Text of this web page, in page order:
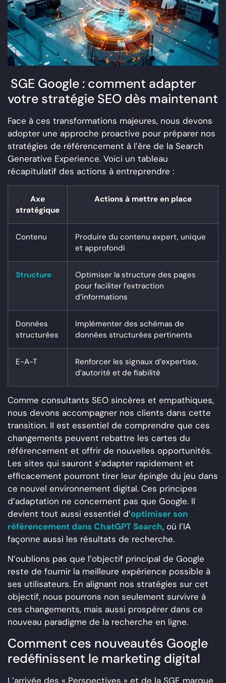
SGE Google : comment adapter
votre stratégie SEO dès maintenant
Face à ces transformations majeures, nous devons
adopter une approche proactive pour préparer nos
stratégies de référencement à l’ère de la Search
Generative Experience. Voici un tableau
récapitulatif des actions à entreprendre :
Axe
stratégique
Actions à mettre en place
Contenu
Produire du contenu expert, unique
et approfondi
Structure
Optimiser la structure des pages
pour faciliter l’extraction
d’informations
Données
structurées
Implémenter des schémas de
données structurées pertinents
E-A-T
Renforcer les signaux d’expertise,
d’autorité et de fiabilité
Comme consultants SEO sincères et empathiques,
nous devons accompagner nos clients dans cette
transition. Il est essentiel de comprendre que ces
changements peuvent rebattre les cartes du
référencement et offrir de nouvelles opportunités.
Les sites qui sauront s’adapter rapidement et
efficacement pourront tirer leur épingle du jeu dans
ce nouvel environnement digital. Ces principes
d’adaptation ne concernent pas que Google. Il
devient tout aussi essentiel d’optimiser son
référencement dans ChatGPT Search, où l’IA
façonne aussi les résultats de recherche.
N’oublions pas que l’objectif principal de Google
reste de fournir la meilleure expérience possible à
ses utilisateurs. En alignant nos stratégies sur cet
objectif, nous pourrons non seulement survivre à
ces changements, mais aussi prospérer dans ce
nouveau paradigme de la recherche en ligne.
Comment ces nouveautés Google
redéfinissent le marketing digital
L’arrivée des « Perspectives » et de la SGE marque